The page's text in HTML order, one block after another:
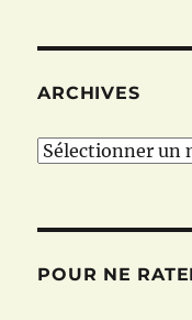
ARCHIVES
Archives
POUR NE